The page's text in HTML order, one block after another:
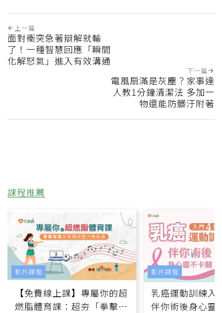
上一篇
面對衝突急著辯解就輸
了！一種智慧回應「瞬間
化解怒氣」進入有效溝通
下一篇
電風扇滿是灰塵？家事達
人教1分鐘清潔法 多加一
物還能防髒汙附著
課程推薦
【免費線上課】專屬你的超
燃脂體育課：超夯「拳擊有
影片課程
乳癌運動訓練入
伴你術後身心靈
影片課程